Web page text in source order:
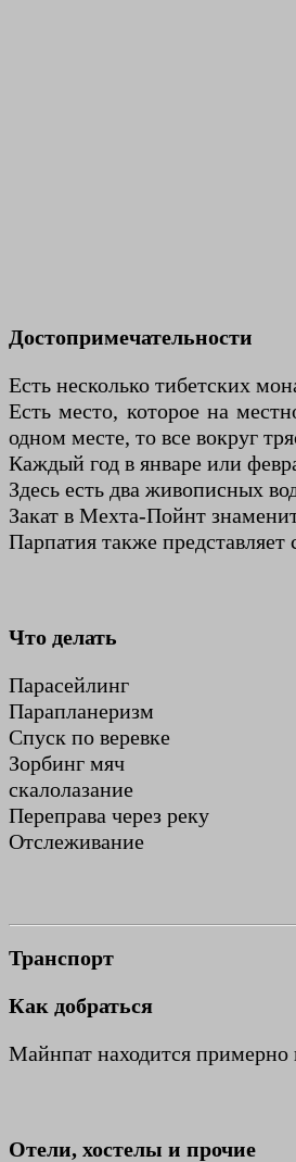
Достопримечательности
Есть несколько тибетских
Есть место, которое на
одном месте, то все вокруг
Каждый год в январе или
Здесь есть два живописных
Закат в Мехта-Пойнт
Парпатия также
Что делать
Парасейлинг
Парапланеризм
Спуск по веревке
Зорбинг мяч
скалолазание
Переправа через реку
Отслеживание
Транспорт
Как добраться
Майнпат находится примерно
Отели, хостелы и прочие